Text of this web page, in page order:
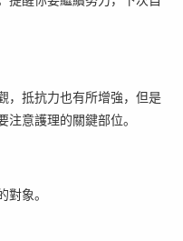
，抵抗力也有所增強，但是
意護理的關鍵部位。
象。